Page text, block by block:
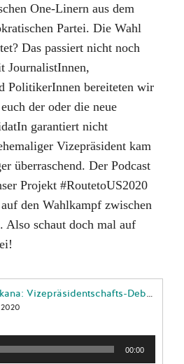
One-Linern aus dem
Partei. Die Wahl
Das passiert nicht noch
JournalistInnen,
PolitikerInnen bereiteten wir
der oder die neue
garantiert nicht
Vizepräsident kam
überraschend. Der Podcast
Projekt #RoutetoUS2020
den Wahlkampf zwischen
Also schaut doch mal auf
Café Amerikana: Vizepräsidentschafts-Debatte in den USA - eine Schnellanalyse
00:00